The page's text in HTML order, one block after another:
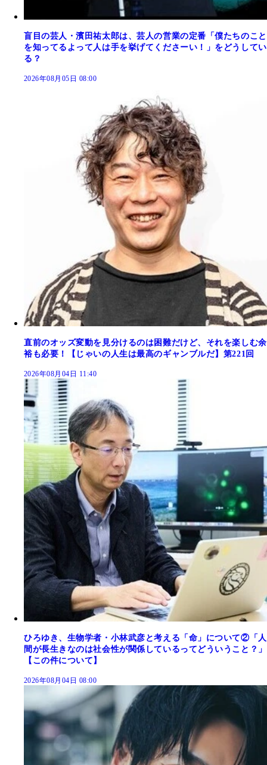
盲目の芸人・濱田祐太郎は、芸人の営業の定番「僕たちのこと
を知ってるよって人は手を挙げてくださーい！」をどうしてい
る？
2026年08月05日 08:00
直前のオッズ変動を見分けるのは困難だけど、それを楽しむ余
裕も必要！【じゃいの人生は最高のギャンブルだ】第221回
2026年08月04日 11:40
ひろゆき、生物学者・小林武彦と考える「命」について②「人
間が長生きなのは社会性が関係しているってどういうこと？」
【この件について】
2026年08月04日 08:00